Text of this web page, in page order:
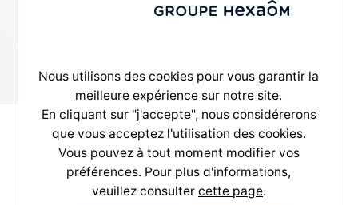
Nous utilisons des cookies pour vous garantir la
meilleure expérience sur notre site.
En cliquant sur "j'accepte", nous considérerons
que vous acceptez l'utilisation des cookies.
Vous pouvez à tout moment modifier vos
préférences. Pour plus d'informations,
veuillez consulter cette page.